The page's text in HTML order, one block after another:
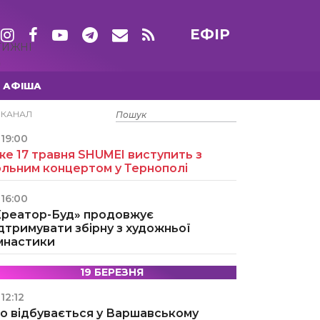
ЕФІР
АФІША
15 ТРАВНЯ
19:00
17 травня SHUMEI виступить з
концертом у Тернополі
16:00
Буд» продовжує
збірну з художньої
19 БЕРЕЗНЯ
12:12
відбувається у Варшавському